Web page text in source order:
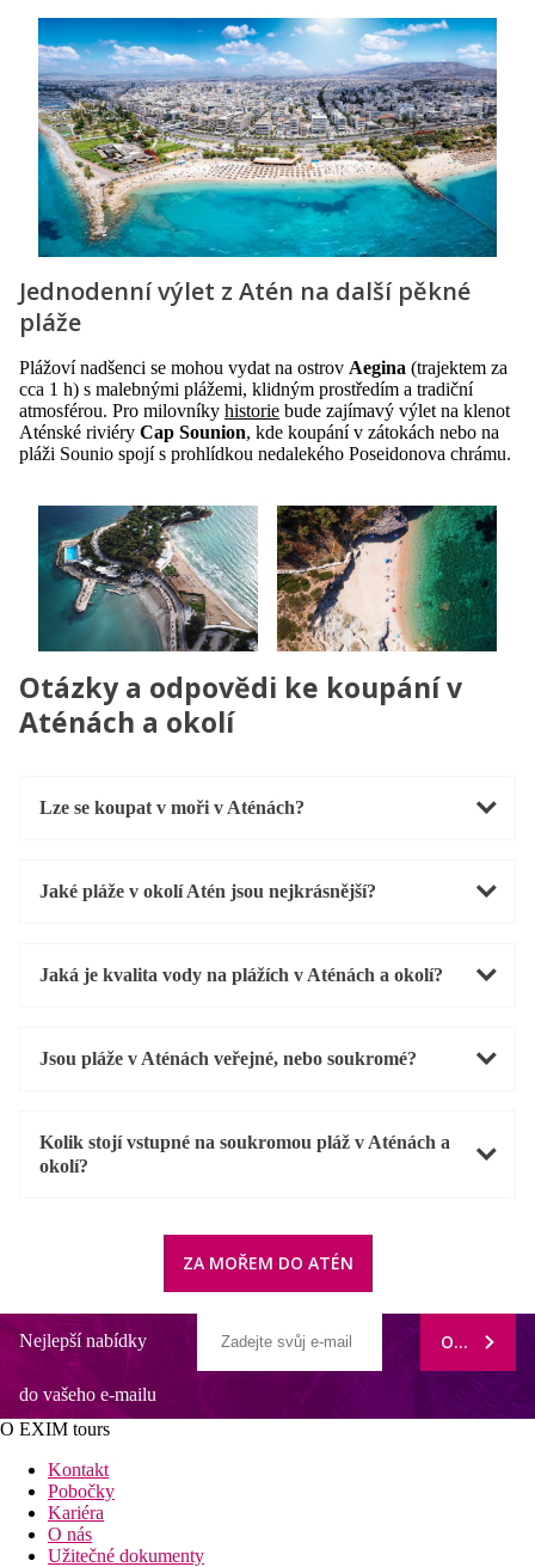
Jednodenní výlet z Atén na další pěkné
pláže
Plážoví nadšenci se mohou vydat na ostrov Aegina (trajektem za
cca 1 h) s malebnými plážemi, klidným prostředím a tradiční
atmosférou. Pro milovníky historie bude zajímavý výlet na klenot
Aténské riviéry Cap Sounion, kde koupání v zátokách nebo na
pláži Sounio spojí s prohlídkou nedalekého Poseidonova chrámu.
Otázky a odpovědi ke koupání v
Aténách a okolí
Lze se koupat v moři v Aténách?
Jaké pláže v okolí Atén jsou nejkrásnější?
Jaká je kvalita vody na plážích v Aténách a okolí?
Jsou pláže v Aténách veřejné, nebo soukromé?
Kolik stojí vstupné na soukromou pláž v Aténách a
okolí?
ZA MOŘEM DO ATÉN
Nejlepší nabídky
do vašeho e-mailu
ODEBÍRAT
O EXIM tours
Kontakt
Pobočky
Kariéra
O nás
Užitečné dokumenty